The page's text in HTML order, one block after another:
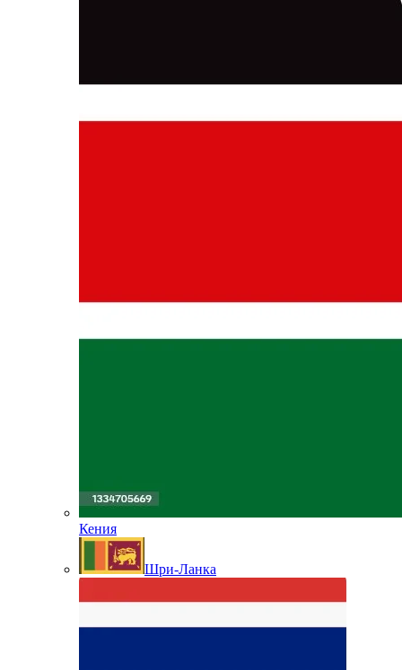
Кения
Шри-Ланка